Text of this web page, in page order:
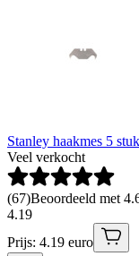
Stanley haakmes 5
Veel verkocht
(67)Beoordeeld met
4.19
Prijs: 4.19 euro